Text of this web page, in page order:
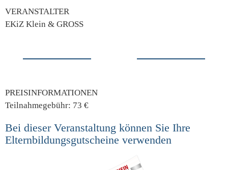
VERANSTALTER
EKiZ Klein & GROSS
PREISINFORMATIONEN
Teilnahmegebühr: 73 €
Bei dieser Veranstaltung können Sie Ihre
Elternbildungsgutscheine verwenden